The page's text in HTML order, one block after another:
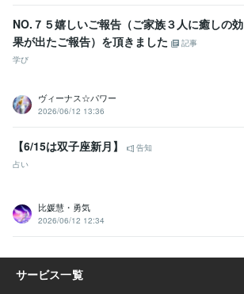
NO.７５嬉しいご報告（ご家族３人に癒しの効
果が出たご報告）を頂きました
記事
学び
ヴィーナス☆パワー
2026/06/12 13:36
【6/15は双子座新月】
告知
占い
比媛慧・勇気
2026/06/12 12:34